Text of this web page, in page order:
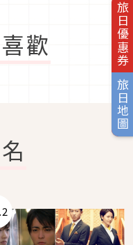
旅日優惠券
旅日地圖
歡
2